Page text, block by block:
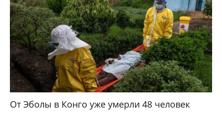
От Эболы в Конго уже умерли 48 человек